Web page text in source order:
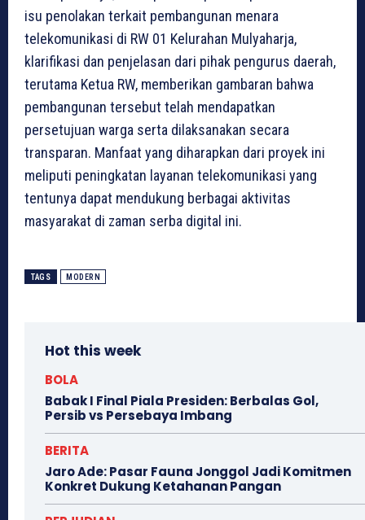
isu penolakan terkait pembangunan menara
telekomunikasi di RW 01 Kelurahan Mulyaharja,
klarifikasi dan penjelasan dari pihak pengurus daerah,
terutama Ketua RW, memberikan gambaran bahwa
pembangunan tersebut telah mendapatkan
persetujuan warga serta dilaksanakan secara
transparan. Manfaat yang diharapkan dari proyek ini
meliputi peningkatan layanan telekomunikasi yang
tentunya dapat mendukung berbagai aktivitas
masyarakat di zaman serba digital ini.
TAGS MODERN
Hot this week
BOLA
Babak I Final Piala Presiden: Berbalas Gol,
Persib vs Persebaya Imbang
BERITA
Jaro Ade: Pasar Fauna Jonggol Jadi Komitmen
Konkret Dukung Ketahanan Pangan